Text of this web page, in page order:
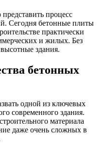
процесс
Сегодня бетонные плиты
практически
и жилых. Без
высотные здания.
бетонных
одной из ключевых
современного здания.
материала
даже очень сложных в